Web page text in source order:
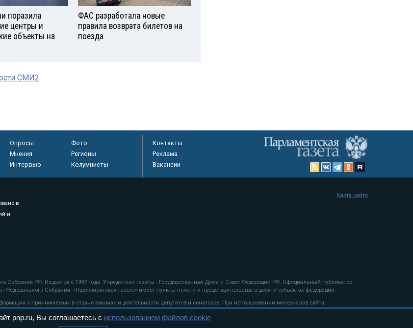
поразила
центры и
объекты на
ФАС разработала новые
правила возврата билетов на
поезда
СМИ2
Опросы
Фото
Мнения
Регионы
Интервью Колумнисты
Контакты
Реклама
Вакансии
в
и
Собрания РФ. Издается с 1997 года. Учредители газеты - Государственная Дума и Совет Федерации РФ. Официальный публикатор
Собрания. «Парламентская газета» имеет пункты печати и представительства в десяти субъектах федерации.
о принимаемых в стране законах и деятельности депутатов и сенаторов. При использовании материалов сайта
Карта сайта
pnp.ru, Вы соглашаетесь с использованием файлов cookie